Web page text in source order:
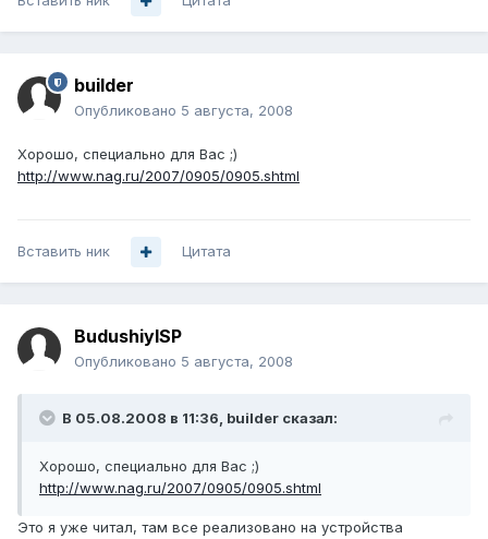
builder
Опубликовано 5 августа, 2008
Хорошо, специально для Вас ;)
http://www.nag.ru/2007/0905/0905.shtml
Вставить ник Цитата
BudushiyISP
Опубликовано 5 августа, 2008
В 05.08.2008 в 11:36, builder сказал:
Хорошо, специально для Вас ;)
http://www.nag.ru/2007/0905/0905.shtml
Это я уже читал, там все реализовано на устройства